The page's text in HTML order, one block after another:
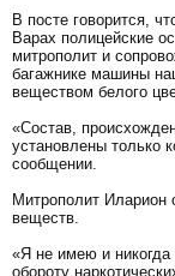
В посте говорится,
Варах полицейские
митрополит и
багажнике машины
веществом белого
«Состав,
установлены только
сообщении.
Митрополит Иларион
веществ.
«Я не имею и никогда
обороту